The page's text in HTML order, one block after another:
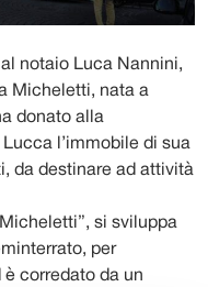
notaio Luca Nannini,
Micheletti, nata a
donato alla
l’immobile di sua
da destinare ad attività
si sviluppa
per
corredato da un